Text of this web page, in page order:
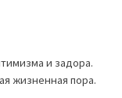
и задора.
жизненная пора.